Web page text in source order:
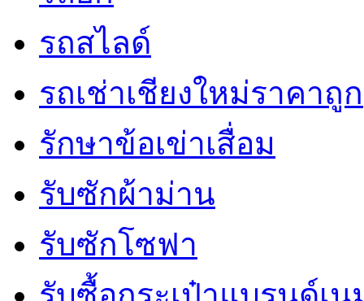
รถสไลด์
รถเช่าเชียงใหม่ราคาถูก
รักษาข้อเข่าเสื่อม
รับซักผ้าม่าน
รับซักโซฟา